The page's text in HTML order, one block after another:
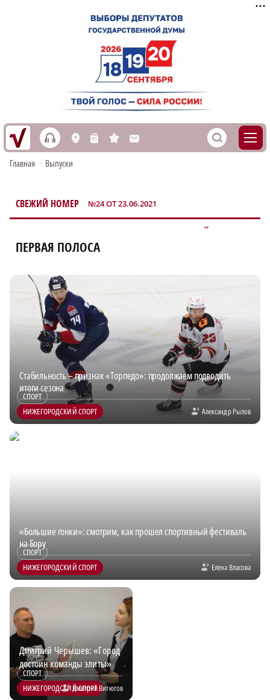
h L n s M S
Главная • Выпуски
СВЕЖИЙ НОМЕР №24 ОТ 23.06.2021
НИЖЕГОРОДСКИЙ СПОРТ
ПЕРВАЯ ПОЛОСА
Стабильность – признак «Торпедо»: продолжаем подводить
итоги сезона
НИЖЕГОРОДСКИЙ СПОРТ
СПОРТ
Александр Рылов
«Большие гонки»: смотрим, как прошел спортивный фестиваль
на Бору
НИЖЕГОРОДСКИЙ СПОРТ
СПОРТ
Елена Власова
Дмитрий Черышев: «Город
достоин команды элиты»
НИЖЕГОРОДСКИЙ СПОРТ
СПОРТ
Дмитрий Витюгов